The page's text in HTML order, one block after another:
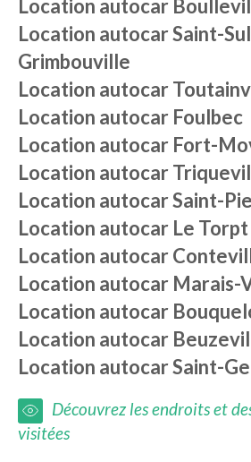
Location autocar
Location autocarSaint-
Grimbouville
Location autocar
Location autocar Foulbec
Location autocar Fort-
Location autocar
Location autocarSaint-
Location autocar Le Torpt
Location autocar
Location autocar Marais-
Location autocar
Location autocar
Location autocarSaint-
Découvrez les endroits et
visitées